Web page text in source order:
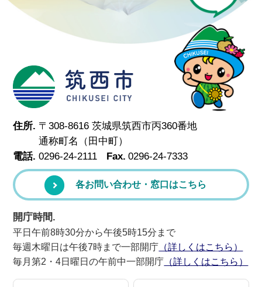
筑西市
住所. 〒308-8616 茨城県筑西市丙360番地
通称町名（田中町）
電話. 0296-24-2111 Fax. 0296-24-7333
各お問い合わせ・窓口はこちら
開庁時間.
平日午前8時30分から午後5時15分まで
毎週木曜日は午後7時まで一部開庁 （詳しくはこちら）
毎月第2・4日曜日の午前中一部開庁 （詳しくはこちら）